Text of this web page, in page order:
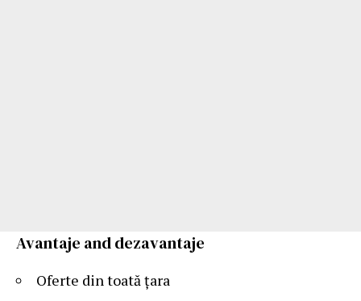
Avantaje and dezavantaje
Oferte din toată țara